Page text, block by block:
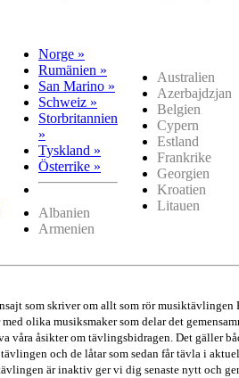
Norge »
Rumänien »
San Marino »
Schweiz »
Storbritannien
»
Tyskland »
Österrike »
Albanien
Armenien
Australien
Azerbajdzjan
Belgien
Cypern
Estland
Frankrike
Georgien
Kroatien
Litauen
som skriver om allt som rör musiktävlingen
olika musiksmaker som delar det
våra åsikter om tävlingsbidragen. Det gäller
och de låtar som sedan får tävla i
är inaktiv ger vi dig senaste nytt och